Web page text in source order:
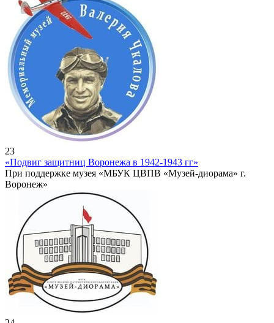
23
«Подвиг защитниц Воронежа в 1942-1943 гг»
При поддержке музея «МБУК ЦВПВ «Музей-диорама» г.
Воронеж»